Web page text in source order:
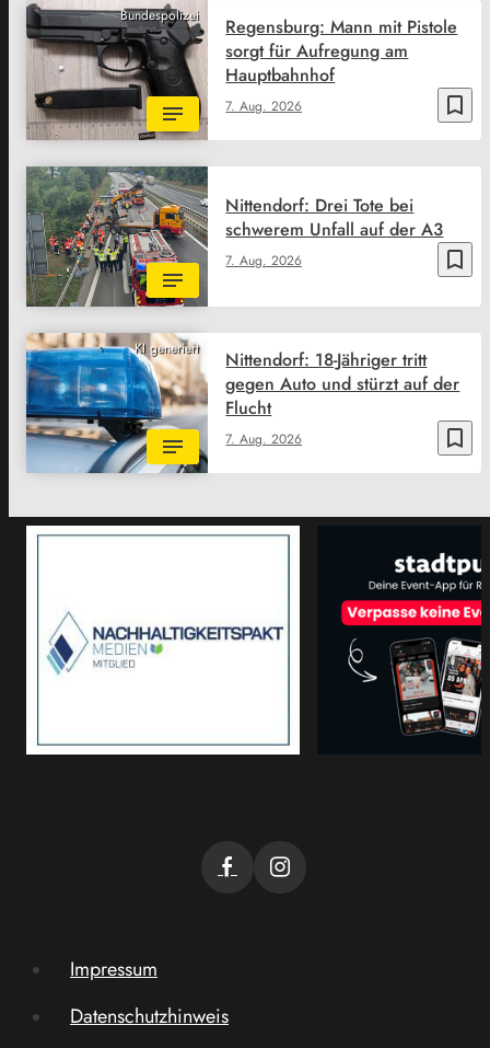
Bundespolizei
bookmark_border
7. Aug. 2026
Regensburg: Mann mit Pistole
sorgt für Aufregung am
Hauptbahnhof
bookmark_border
7. Aug. 2026
Nittendorf: Drei Tote bei
schwerem Unfall auf der A3
KI generiert
bookmark_border
7. Aug. 2026
Nittendorf: 18-Jähriger tritt
gegen Auto und stürzt auf der
Flucht
Impressum
Datenschutzhinweis